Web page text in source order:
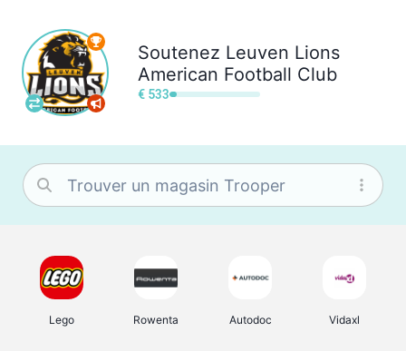
Soutenez Leuven Lions
American Football Club
€ 533
Lego Rowenta Autodoc Vidaxl